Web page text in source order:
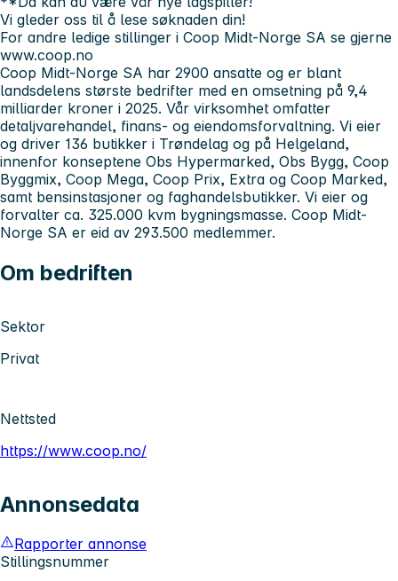
Vi gleder oss til å lese søknaden din!
For andre ledige stillinger i Coop Midt-Norge SA se gjerne
www.coop.no
Coop Midt-Norge SA har 2900 ansatte og er blant
landsdelens største bedrifter med en omsetning på 9,4
milliarder kroner i 2025. Vår virksomhet omfatter
detaljvarehandel, finans- og eiendomsforvaltning. Vi eier
og driver 136 butikker i Trøndelag og på Helgeland,
innenfor konseptene Obs Hypermarked, Obs Bygg, Coop
Byggmix, Coop Mega, Coop Prix, Extra og Coop Marked,
samt bensinstasjoner og faghandelsbutikker. Vi eier og
forvalter ca. 325.000 kvm bygningsmasse. Coop Midt-
Norge SA er eid av 293.500 medlemmer.
Om bedriften
Sektor
Privat
Nettsted
https://www.coop.no/
Annonsedata
Rapporter annonse
Stillingsnummer